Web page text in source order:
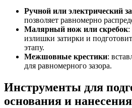
Ручной или электрический
позволяет равномерно
Малярный нож или скребок:
излишки затирки и
этапу.
Межшовные крестики:
для равномерного зазора.
Инструменты для
основания и